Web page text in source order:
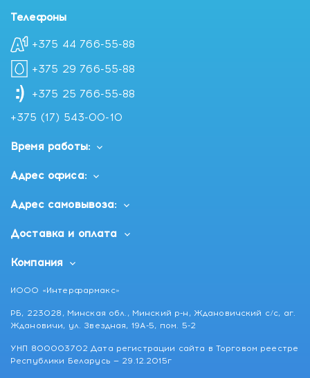
Телефоны
+375 44 766-55-88
+375 29 766-55-88
+375 25 766-55-88
+375 (17) 543-00-10
Время работы:
Адрес офиса:
Адрес самовывоза:
Доставка и оплата
Компания
ИООО «Интерфармакс»
РБ, 223028, Минская обл., Минский р-н, Ждановичский с/с, аг.
Ждановичи, ул. Звездная, 19А-5, пом. 5-2
УНП 800003702 Дата регистрации сайта в Торговом реестре
Республики Беларусь — 29.12.2015г